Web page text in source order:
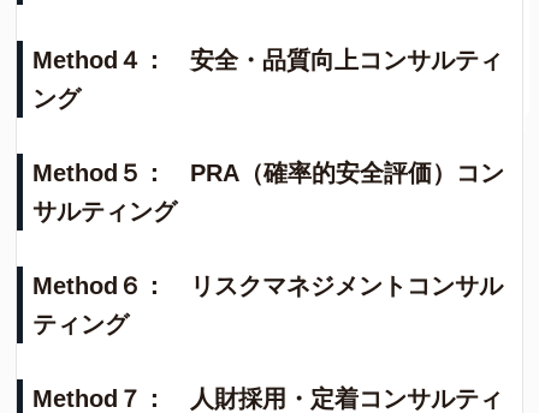
Method４： 安全・品質向上コンサルティ
ング
Method５： PRA（確率的安全評価）コン
サルティング
Method６： リスクマネジメントコンサル
ティング
Method７：
人財採用・定着コンサルティ